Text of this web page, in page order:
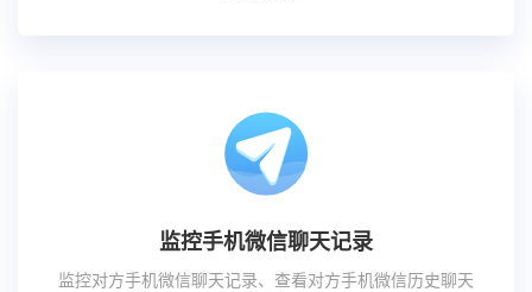
监控手机微信聊天记录
监控对方手机微信聊天记录、查看对方手机微信历史聊天